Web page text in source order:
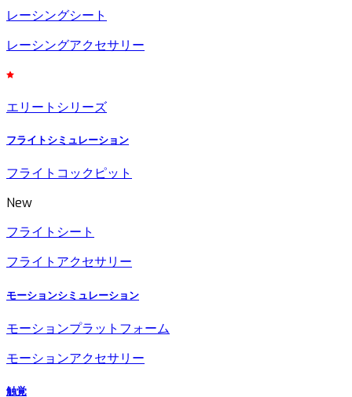
レーシングシート
レーシングアクセサリー
エリートシリーズ
フライトシミュレーション
フライトコックピット
New
フライトシート
フライトアクセサリー
モーションシミュレーション
モーションプラットフォーム
モーションアクセサリー
触覚